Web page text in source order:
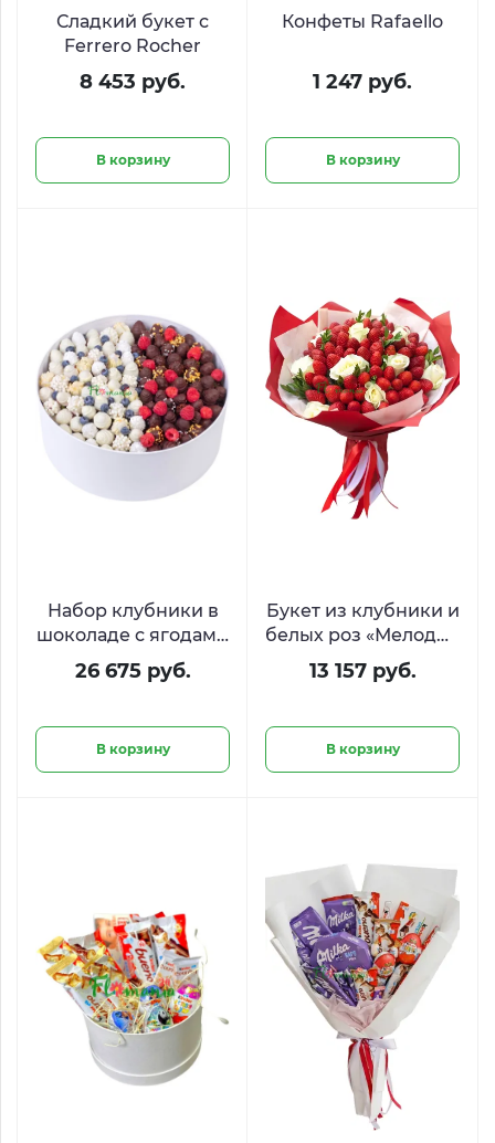
Сладкий букет с
Ferrero Rocher
8 453 руб.
В корзину
Конфеты Rafaello
1 247 руб.
В корзину
Набор клубники в
шоколаде с ягодами
«День и Ночь»
26 675 руб.
В корзину
Букет из клубники и
белых роз «Мелодия
вкуса»
13 157 руб.
В корзину